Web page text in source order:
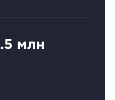
млн